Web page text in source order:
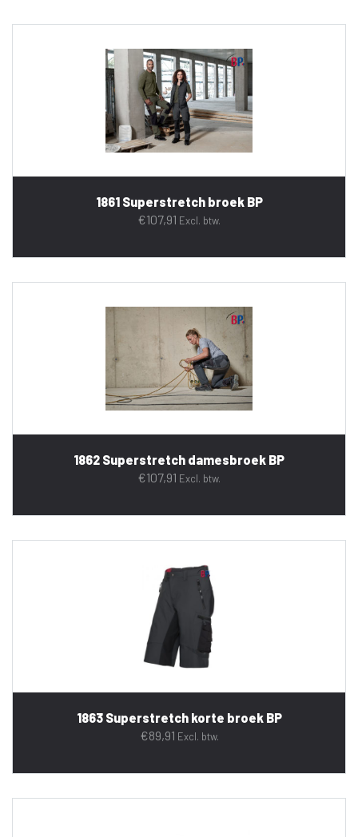
1861 Superstretch broek BP
€107,91 Excl. btw.
1862 Superstretch damesbroek BP
€107,91 Excl. btw.
1863 Superstretch korte broek BP
€89,91 Excl. btw.